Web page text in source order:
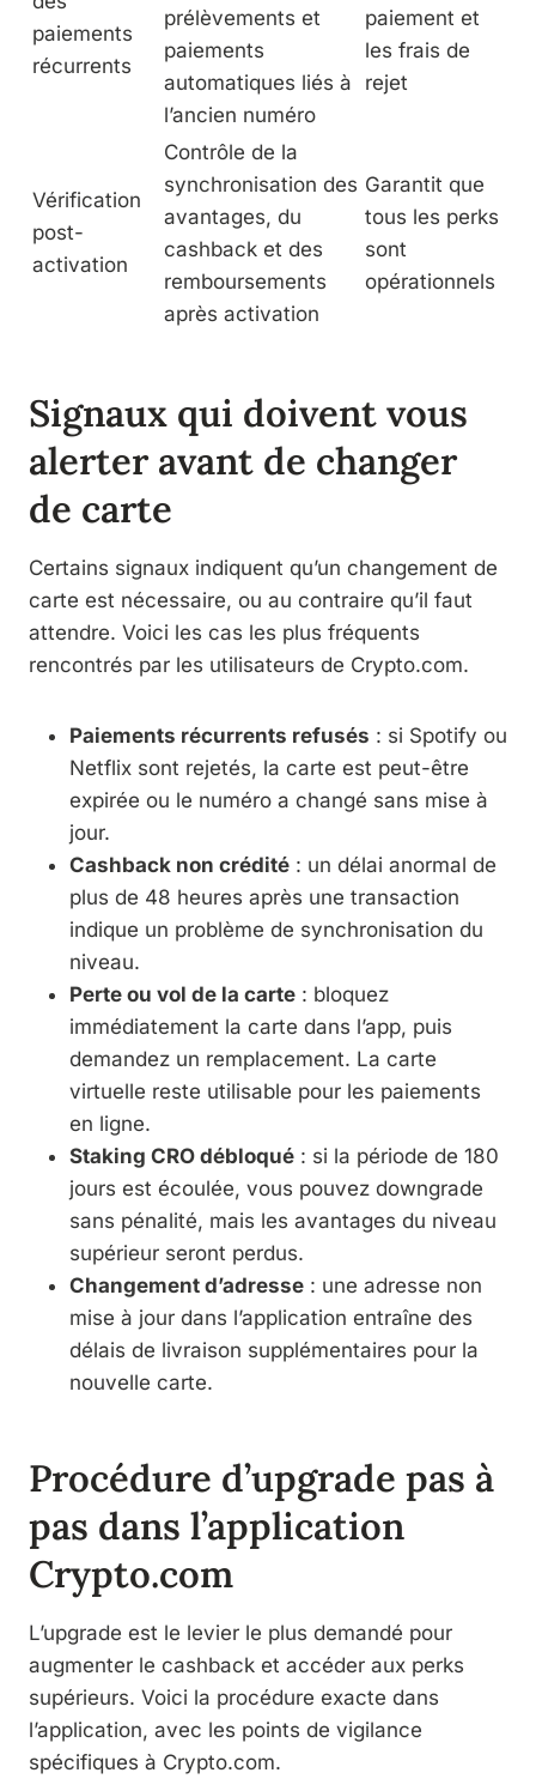
paiements
récurrents
prélèvements et
paiements
automatiques liés à
l’ancien numéro
paiement et
les frais de
rejet
Vérification
post-
activation
Contrôle de la
synchronisation des
avantages, du
cashback et des
remboursements
après activation
Garantit que
tous les perks
sont
opérationnels
Signaux qui doivent vous
alerter avant de changer
de carte
Certains signaux indiquent qu’un changement de
carte est nécessaire, ou au contraire qu’il faut
attendre. Voici les cas les plus fréquents
rencontrés par les utilisateurs de Crypto.com.
Paiements récurrents refusés : si Spotify ou
Netflix sont rejetés, la carte est peut-être
expirée ou le numéro a changé sans mise à
jour.
Cashback non crédité : un délai anormal de
plus de 48 heures après une transaction
indique un problème de synchronisation du
niveau.
Perte ou vol de la carte : bloquez
immédiatement la carte dans l’app, puis
demandez un remplacement. La carte
virtuelle reste utilisable pour les paiements
en ligne.
Staking CRO débloqué : si la période de 180
jours est écoulée, vous pouvez downgrade
sans pénalité, mais les avantages du niveau
supérieur seront perdus.
Changement d’adresse : une adresse non
mise à jour dans l’application entraîne des
délais de livraison supplémentaires pour la
nouvelle carte.
Procédure d’upgrade pas à
pas dans l’application
Crypto.com
L’upgrade est le levier le plus demandé pour
augmenter le cashback et accéder aux perks
supérieurs. Voici la procédure exacte dans
l’application, avec les points de vigilance
spécifiques à Crypto.com.